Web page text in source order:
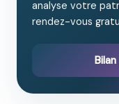
analyse votre
rendez-vous